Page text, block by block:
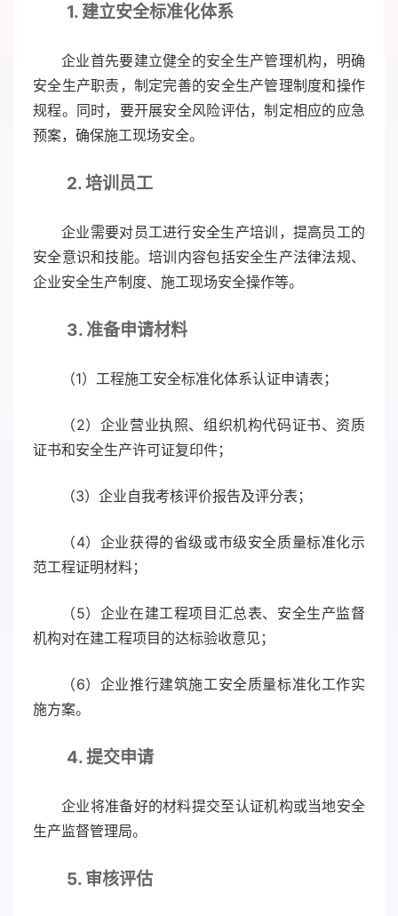
1. 建立安全标准化体系
企业首先要建立健全的安全生产管理机构，明确
安全生产职责，制定完善的安全生产管理制度和操作
规程。同时，要开展安全风险评估，制定相应的应急
预案，确保施工现场安全。
2. 培训员工
企业需要对员工进行安全生产培训，提高员工的
安全意识和技能。培训内容包括安全生产法律法规、
企业安全生产制度、施工现场安全操作等。
3. 准备申请材料
（1）工程施工安全标准化体系认证申请表；
（2）企业营业执照、组织机构代码证书、资质
证书和安全生产许可证复印件；
（3）企业自我考核评价报告及评分表；
（4）企业获得的省级或市级安全质量标准化示
范工程证明材料；
（5）企业在建工程项目汇总表、安全生产监督
机构对在建工程项目的达标验收意见；
（6）企业推行建筑施工安全质量标准化工作实
施方案。
4. 提交申请
企业将准备好的材料提交至认证机构或当地安全
生产监督管理局。
5. 审核评估